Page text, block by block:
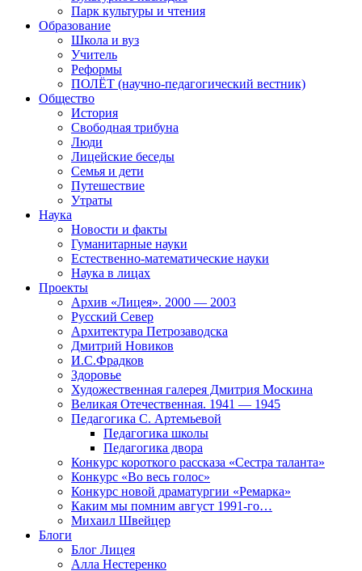
Парк культуры и чтения
Образование
Школа и вуз
Учитель
Реформы
ПОЛЁТ (научно-педагогический вестник)
Общество
История
Свободная трибуна
Люди
Лицейские беседы
Семья и дети
Путешествие
Утраты
Наука
Новости и факты
Гуманитарные науки
Естественно-математические науки
Наука в лицах
Проекты
Архив «Лицея». 2000 — 2003
Русский Север
Архитектура Петрозаводска
Дмитрий Новиков
И.С.Фрадков
Здоровье
Художественная галерея Дмитрия Москина
Великая Отечественная. 1941 — 1945
Педагогика С. Артемьевой
Педагогика школы
Педагогика двора
Конкурс короткого рассказа «Сестра таланта»
Конкурс «Во весь голос»
Конкурс новой драматургии «Ремарка»
Каким мы помним август 1991-го…
Михаил Швейцер
Блоги
Блог Лицея
Алла Нестеренко